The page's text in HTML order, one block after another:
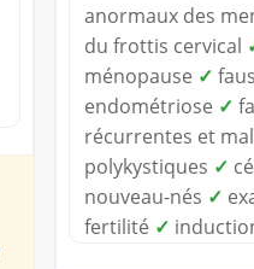
anormaux des
du frottis cervical
ménopause ✓
endométriose ✓
récurrentes et
polykystiques ✓
nouveau-nés ✓
fertilité ✓